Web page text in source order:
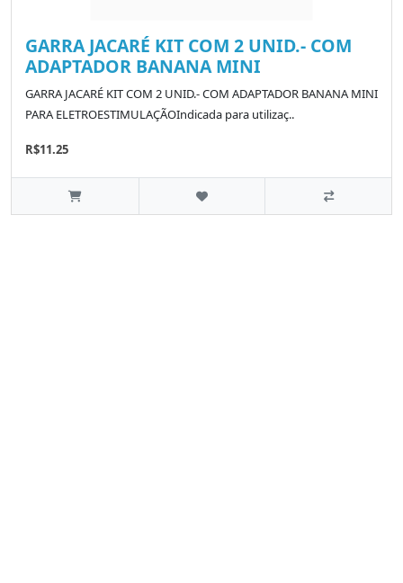
GARRA JACARÉ KIT COM 2 UNID.- COM
ADAPTADOR BANANA MINI
GARRA JACARÉ KIT COM 2 UNID.- COM ADAPTADOR BANANA MINI
PARA ELETROESTIMULAÇÃOIndicada para utilizaç..
R$11.25